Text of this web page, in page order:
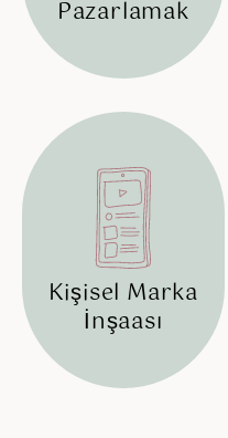
Pazarlamak
Kişisel Marka
İnşaası